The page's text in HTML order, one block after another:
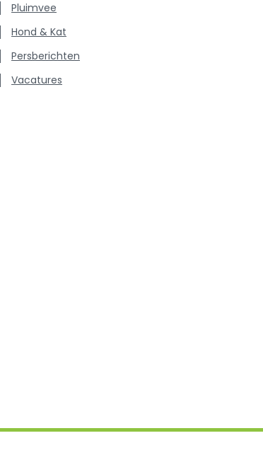
Pluimvee
Hond & Kat
Persberichten
Vacatures